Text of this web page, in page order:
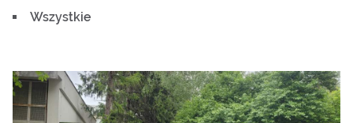
Wszystkie